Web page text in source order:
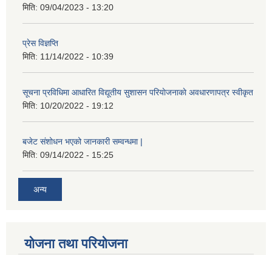
मिति: 09/04/2023 - 13:20
प्रेस विज्ञप्ति
मिति: 11/14/2022 - 10:39
सूचना प्रविधिमा आधारित विद्यूतीय सुशासन परियाेजनाकाे अवधारणापत्र स्वीकृत
मिति: 10/20/2022 - 19:12
बजेट संशोधन भएको जानकारी सम्वन्धमा |
मिति: 09/14/2022 - 15:25
अन्य
योजना तथा परियोजना